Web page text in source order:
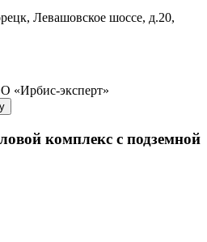
Левашовское шоссе, д.20,
«Ирбис-эксперт»
комплекс с подземной